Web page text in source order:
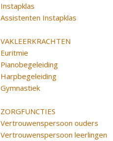
Instapklas
Assistenten Instapklas
VAKLEERKRACHTEN
Euritmie
Pianobegeleiding
Harpbegeleiding
Gymnastiek
ZORGFUNCTIES
Vertrouwenspersoon ouders
Vertrouwenspersoon leerlingen